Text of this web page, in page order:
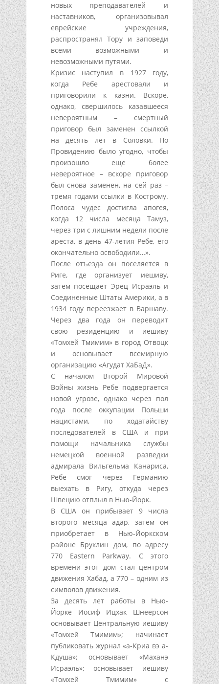
новых преподавателей и
наставников, организовывал
еврейские учреждения,
распространял Тору и заповеди
всеми возможными и
невозможными путями.
Кризис наступил в 1927 году,
когда Ребе арестовали и
приговорили к казни. Вскоре,
однако, свершилось казавшееся
невероятным – смертный
приговор был заменен ссылкой
на десять лет в Соловки. Но
Провидению было угодно, чтобы
произошло еще более
невероятное – вскоре приговор
был снова заменен, на сей раз –
тремя годами ссылки в Кострому.
Полоса чудес достигла апогея,
когда 12 числа месяца Тамуз,
через три с лишним недели после
ареста, в день 47-летия Ребе, его
окончательно освободили…».
После отъезда он поселяется в
Риге, где организует иешиву,
затем посещает Эрец Исраэль и
Соединенные Штаты Америки, а в
1934 году переезжает в Варшаву.
Через два года он переводит
свою резиденцию и иешиву
«Томхей Тмимим» в город Отвоцк
и основывает всемирную
организацию «Агудат ХаБаД».
С началом Второй Мировой
Войны жизнь Ребе подвергается
новой угрозе, однако через пол
года после оккупации Польши
нацистами, по ходатайству
последователей в США и при
помощи начальника службы
немецкой военной разведки
адмирала Вильгельма Канариса,
Ребе смог через Германию
выехать в Ригу, откуда через
Швецию отплыл в Нью-Йорк.
В США он прибывает 9 числа
второго месяца адар, затем он
приобретает в Нью-Йоркском
районе Бруклин дом, по адресу
770 Eastern Parkway. С этого
времени этот дом стал центром
движения Хабад, а 770 – одним из
символов движения.
За десять лет работы в Нью-
Йорке Иосиф Ицхак Шнеерсон
основывает Центральную иешиву
«Томхей Тмимим»; начинает
публиковать журнал «а-Криа вэ а-
Кдуша»; основывает «Маханэ
Исраэль»; основывает иешиву
«Томхей Тмимим» с